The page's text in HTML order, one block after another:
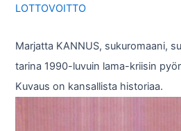
LOTTOVOITTO
Marjatta KANNUS, sukuromaani,
tarina 1990-luvuin lama-kriisin
Kuvaus on kansallista historiaa.